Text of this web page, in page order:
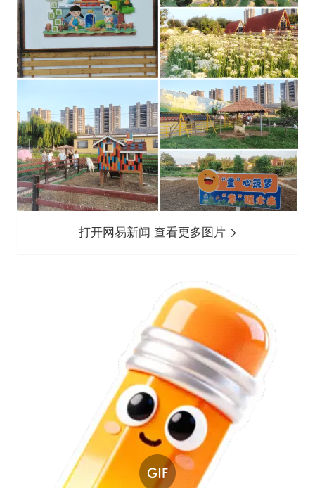
打开网易新闻 查看更多图片